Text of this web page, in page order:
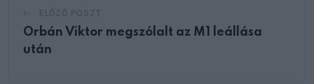
Orbán Viktor megszólalt az M1 leállása
után